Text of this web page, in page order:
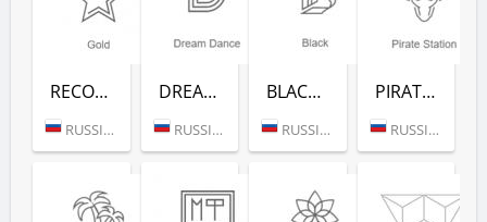
RECORD GOLD (РАДИО РЕКОРД)
RUSSIA (MOSCOW)
DREAM DANCE (РАДИО РЕКОРД)
RUSSIA (MOSCOW)
BLACK RAP (РАДИО РЕКОРД)
RUSSIA (MOSCOW)
PIRATE STATION (РАДИО РЕКОРД)
RUSSIA (MOSCOW)